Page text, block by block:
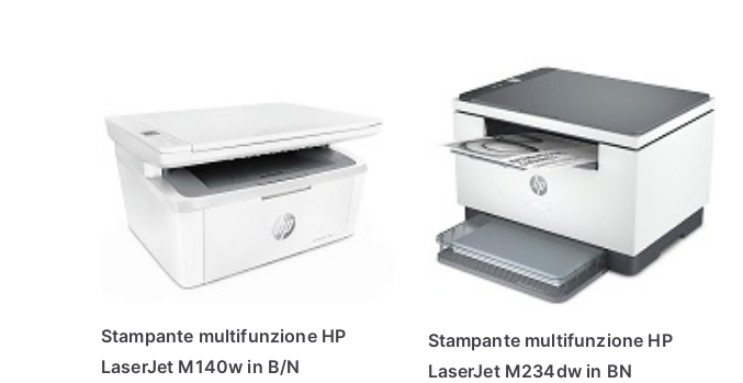
Stampante multifunzione HP
LaserJet M140w in B/N
Stampante multifunzione HP
LaserJet M234dw in BN